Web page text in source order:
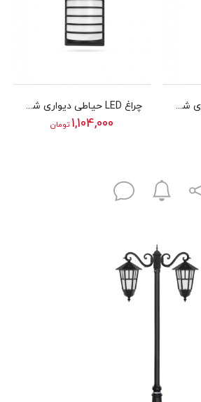
چراغ LED حیاطی دیواری شب تاب مدل آوش چراغ LED حیاطی دیواری شب تاب مدل دایا
1,104,000 تومان